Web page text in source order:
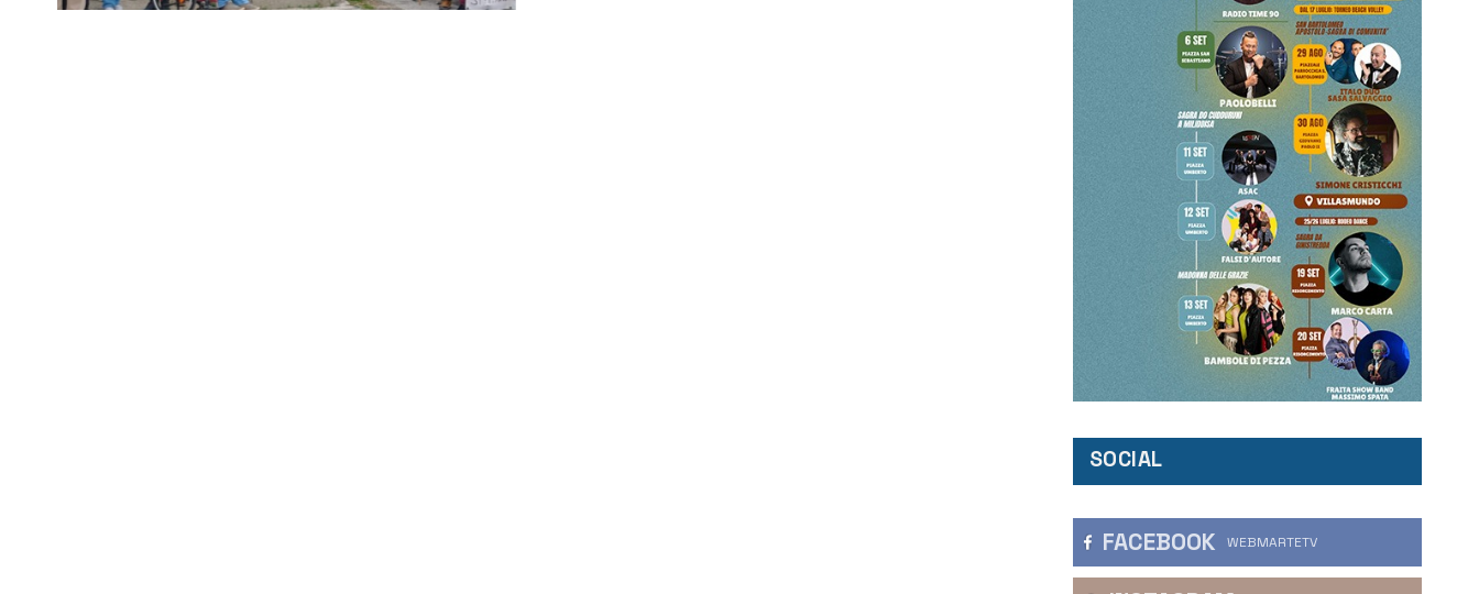
coordinatrice del comitato pe...
SOCIAL
FACEBOOK WEBMARTETV